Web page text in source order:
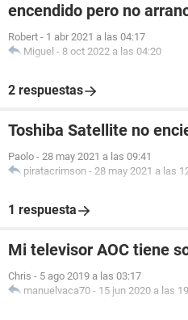
encendido pero no
Robert - 1 abr 2021 a las 04:17
Miguel - 8 oct 2022 a las 04:20
2 respuestas
Toshiba Satellite no
Paolo - 28 may 2021 a las 09:41
piratacrimson - 28 may 2021 a las
1 respuesta
Mi televisor AOC tiene
Chris - 5 ago 2019 a las 03:17
manuelvaca70 - 15 jun 2020 a las